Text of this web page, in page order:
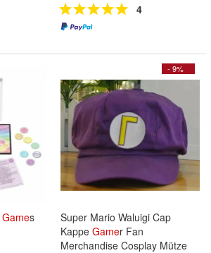
4
Games
- 9%
Super Mario Waluigi Cap
Kappe Gamer Fan
Merchandise Cosplay Mütze